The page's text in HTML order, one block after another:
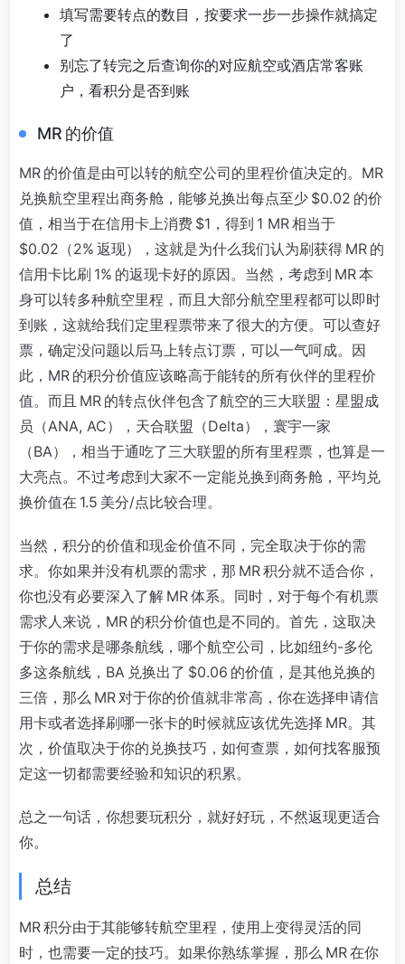
填写需要转点的数目，按要求一步一步操作就搞定
了
别忘了转完之后查询你的对应航空或酒店常客账
户，看积分是否到账
MR 的价值
MR 的价值是由可以转的航空公司的里程价值决定的。MR
兑换航空里程出商务舱，能够兑换出每点至少 $0.02 的价
值，相当于在信用卡上消费 $1，得到 1 MR 相当于
$0.02（2% 返现），这就是为什么我们认为刷获得 MR 的
信用卡比刷 1% 的返现卡好的原因。当然，考虑到 MR 本
身可以转多种航空里程，而且大部分航空里程都可以即时
到账，这就给我们定里程票带来了很大的方便。可以查好
票，确定没问题以后马上转点订票，可以一气呵成。因
此，MR 的积分价值应该略高于能转的所有伙伴的里程价
值。而且 MR 的转点伙伴包含了航空的三大联盟：星盟成
员（ANA, AC），天合联盟（Delta），寰宇一家
（BA），相当于通吃了三大联盟的所有里程票，也算是一
大亮点。不过考虑到大家不一定能兑换到商务舱，平均兑
换价值在 1.5 美分/点比较合理。
当然，积分的价值和现金价值不同，完全取决于你的需
求。你如果并没有机票的需求，那 MR 积分就不适合你，
你也没有必要深入了解 MR 体系。同时，对于每个有机票
需求人来说，MR 的积分价值也是不同的。首先，这取决
于你的需求是哪条航线，哪个航空公司，比如纽约-多伦
多这条航线，BA 兑换出了 $0.06 的价值，是其他兑换的
三倍，那么 MR 对于你的价值就非常高，你在选择申请信
用卡或者选择刷哪一张卡的时候就应该优先选择 MR。其
次，价值取决于你的兑换技巧，如何查票，如何找客服预
定这一切都需要经验和知识的积累。
总之一句话，你想要玩积分，就好好玩，不然返现更适合
你。
总结
MR 积分由于其能够转航空里程，使用上变得灵活的同
时，也需要一定的技巧。如果你熟练掌握，那么 MR 在你